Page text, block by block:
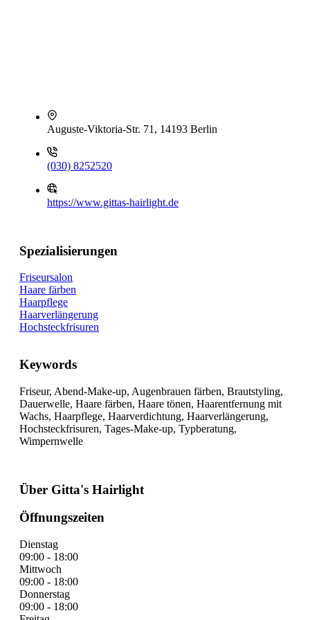
Auguste-Viktoria-Str. 71, 14193 Berlin
(030) 8252520
https://www.gittas-hairlight.de
Spezialisierungen
Friseursalon
Haare färben
Haarpflege
Haarverlängerung
Hochsteckfrisuren
Keywords
Friseur, Abend-Make-up, Augenbrauen färben, Brautstyling,
Dauerwelle, Haare färben, Haare tönen, Haarentfernung mit
Wachs, Haarpflege, Haarverdichtung, Haarverlängerung,
Hochsteckfrisuren, Tages-Make-up, Typberatung,
Wimpernwelle
Über Gitta's Hairlight
Öffnungszeiten
Dienstag
09:00 - 18:00
Mittwoch
09:00 - 18:00
Donnerstag
09:00 - 18:00